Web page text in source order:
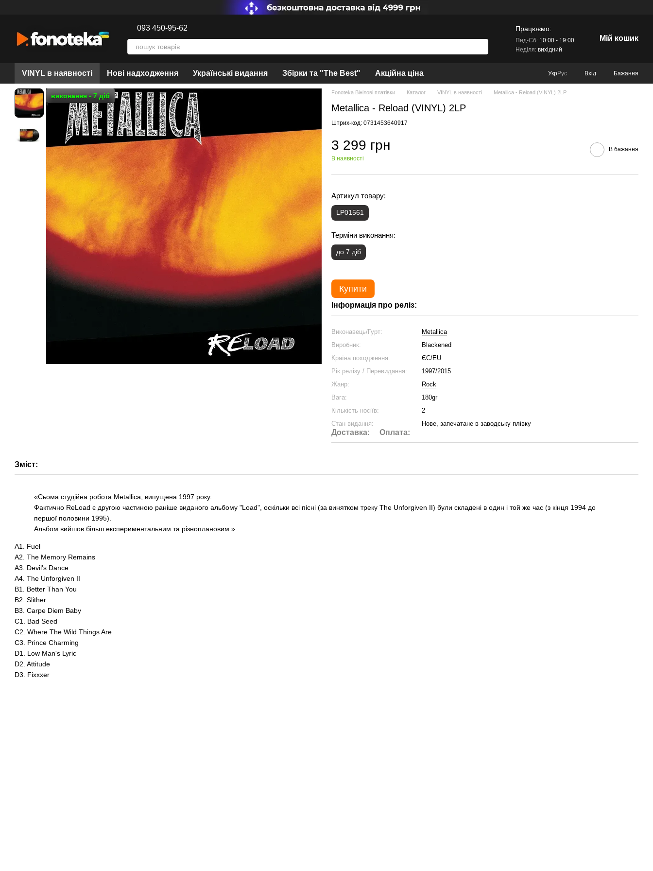
093 450-95-62 Працюємо:
Пнд-Сб:10:00 - 19:00
Неділя:вихідний
Мій кошик
VINYL в наявності Нові надходження Українські видання Збірки та "The Best" Акційна ціна УкрРус Вхід Бажання
виконання - 7 діб Fonoteka Вінілові платівки Каталог VINYL в наявності Metallica - Reload (VINYL) 2LP
Metallica - Reload (VINYL) 2LP
Штрих-код: 0731453640917
3 299 грн
В наявності
В бажання
Артикул товару:
LP01561
Терміни виконання:
до 7 діб
Купити
Інформація про реліз:
Виконавець/Гурт:
Metallica
Виробник:
Blackened
Країна походження:
ЄС/EU
Рік релізу / Перевидання:
1997/2015
Жанр:
Rock
Вага:
180gr
Кількість носіїв:
2
Стан видання:
Нове, запечатане в заводську плівку
Доставка: Оплата:
Зміст:
«Сьома студійна робота Metallica, випущена 1997 року.
Фактично ReLoad є другою частиною раніше виданого альбому "Load", оскільки всі пісні (за винятком треку The Unforgiven II) були складені в один і той же час (з кінця 1994 до
першої половини 1995).
Альбом вийшов більш експериментальним та різноплановим.»
A1. Fuel
A2. The Memory Remains
A3. Devil's Dance
A4. The Unforgiven II
B1. Better Than You
B2. Slither
B3. Carpe Diem Baby
C1. Bad Seed
C2. Where The Wild Things Are
C3. Prince Charming
D1. Low Man's Lyric
D2. Attitude
D3. Fixxxer